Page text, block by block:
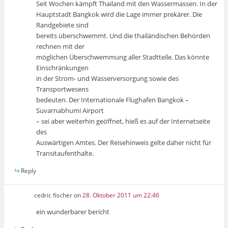
Seit Wochen kämpft Thailand mit den Wassermassen. In der
Hauptstadt Bangkok wird die Lage immer prekärer. Die
Randgebiete sind
bereits überschwemmt. Und die thailändischen Behörden
rechnen mit der
möglichen Überschwemmung aller Stadtteile. Das könnte
Einschränkungen
in der Strom- und Wasserversorgung sowie des
Transportwesens
bedeuten. Der Internationale Flughafen Bangkok –
Suvarnabhumi Airport
– sei aber weiterhin geöffnet, hieß es auf der Internetseite
des
Auswärtigen Amtes. Der Reisehinweis gelte daher nicht für
Transitaufenthalte.
Reply
cedric fischeron28. Oktober 2011 um 22:46
ein wunderbarer bericht